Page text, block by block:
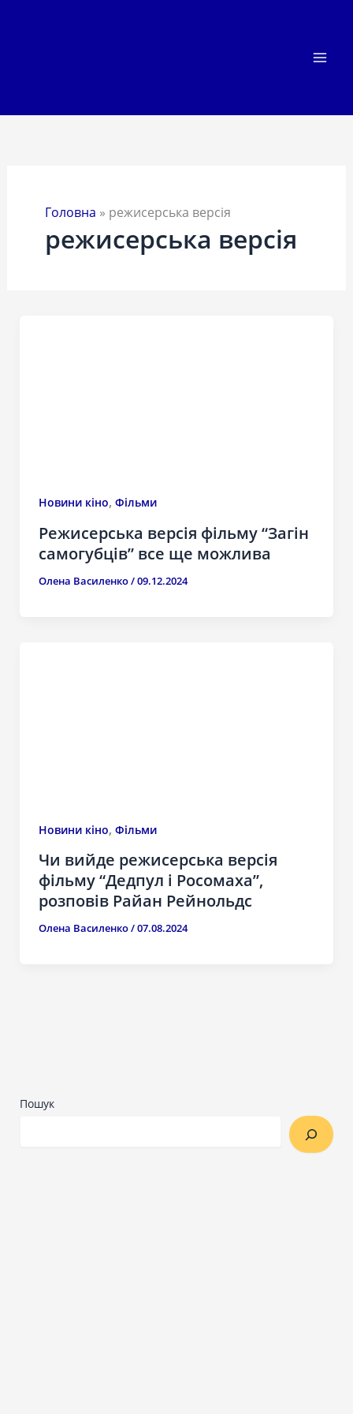
Головна » режисерська версія
режисерська версія
Новини кіно, Фільми
Режисерська версія фільму “Загін
самогубців” все ще можлива
Олена Василенко/09.12.2024
Новини кіно, Фільми
Чи вийде режисерська версія
фільму “Дедпул і Росомаха”,
розповів Райан Рейнольдс
Олена Василенко/07.08.2024
Пошук